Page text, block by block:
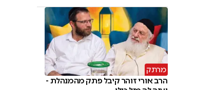
מרתק
הרב אורי זוהר קיבל פתק מהמנהלת -